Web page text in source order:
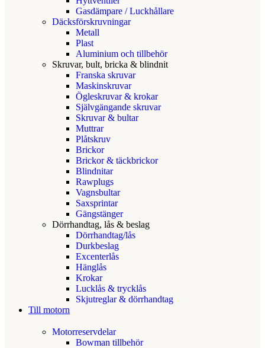
Gasdämpare / Luckhållare
Däcksförskruvningar
Metall
Plast
Aluminium och tillbehör
Skruvar, bult, bricka & blindnit
Franska skruvar
Maskinskruvar
Ögleskruvar & krokar
Självgängande skruvar
Skruvar & bultar
Muttrar
Plåtskruv
Brickor
Brickor & täckbrickor
Blindnitar
Rawplugs
Vagnsbultar
Saxsprintar
Gängstänger
Dörrhandtag, lås & beslag
Dörrhandtag/lås
Durkbeslag
Excenterlås
Hänglås
Krokar
Lucklås & trycklås
Skjutreglar & dörrhandtag
Till motorn
Motorreservdelar
Bowman tillbehör